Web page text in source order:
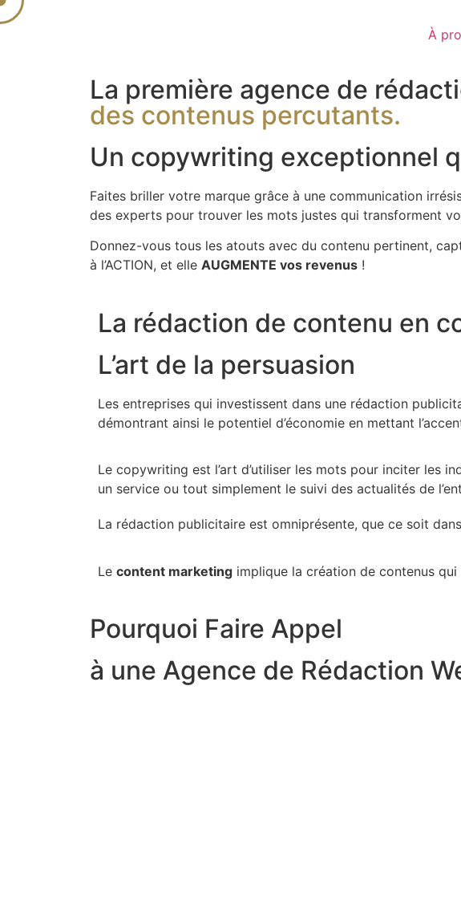
À
La première agence de
des contenus percutants.
Un copywriting exceptionnel
Faites briller votre marque grâce à une communication
des experts pour trouver les mots justes qui transforment
Donnez-vous tous les atouts avec du contenu pertinent,
à l’ACTION, et elle AUGMENTE vos revenus !
La rédaction de contenu en
L’art de la persuasion
Les entreprises qui investissent dans une rédaction
démontrant ainsi le potentiel d’économie en mettant
Le copywriting est l’art d’utiliser les mots pour inciter les
un service ou tout simplement le suivi des actualités de
La rédaction publicitaire est omniprésente, que ce soit
Le content marketing implique la création de contenus
Pourquoi Faire Appel
à une Agence de Rédaction